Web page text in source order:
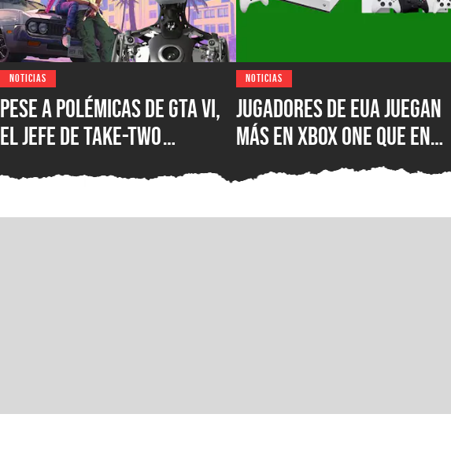
NOTICIAS
Pese a polémicas de GTA VI,
el jefe de Take-Two
creatividad humana
NOTICIAS
Jugadores de EUA juegan
más en XBOX One que en
XBOX Series X|S: encuesta
muestra el desastre de
Microsoft en uno de los